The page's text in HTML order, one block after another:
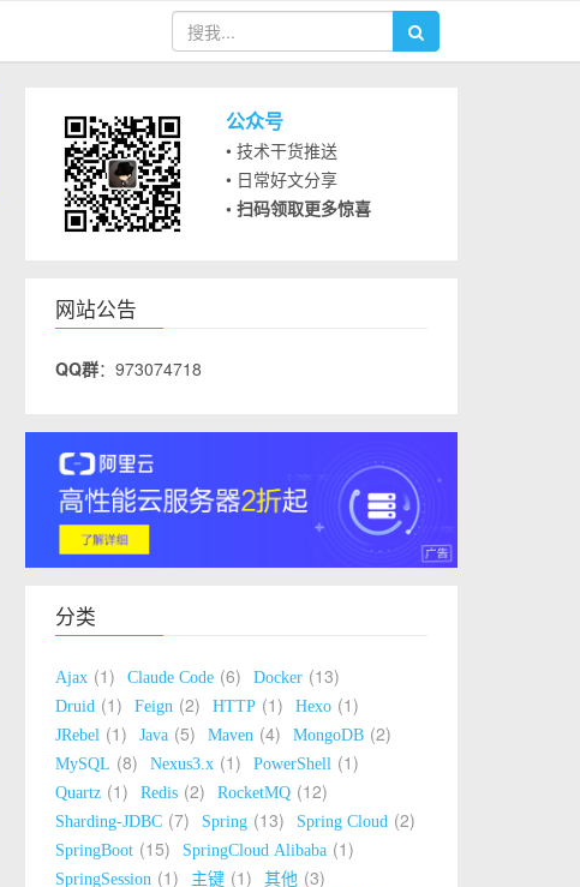
公众号
• 技术干货推送
• 日常好文分享
• 扫码领取更多惊喜
网站公告
QQ群：973074718
分类
Ajax 1 Claude Code 6 Docker 13
Druid 1 Feign 2 HTTP 1 Hexo 1
JRebel 1 Java 5 Maven 4 MongoDB 2
MySQL 8 Nexus3.x 1 PowerShell 1
Quartz 1 Redis 2 RocketMQ 12
Sharding-JDBC 7 Spring 13 Spring Cloud 2
SpringBoot 15 SpringCloud Alibaba 1
SpringSession 1 主键 1 其他 3